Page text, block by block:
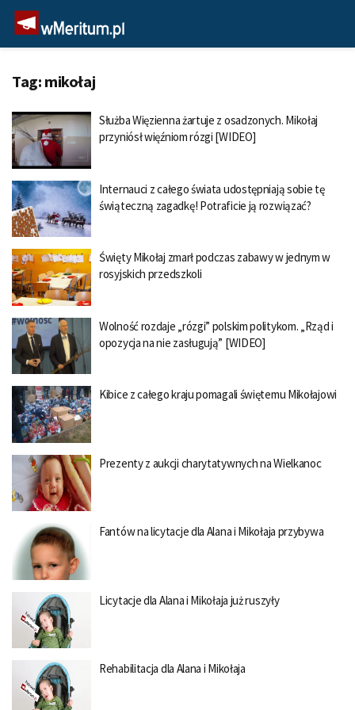
Tag: mikołaj
Służba Więzienna żartuje z osadzonych. Mikołaj
przyniósł więźniom rózgi [WIDEO]
Internauci z całego świata udostępniają sobie tę
świąteczną zagadkę! Potraficie ją rozwiązać?
Święty Mikołaj zmarł podczas zabawy w jednym w
rosyjskich przedszkoli
Wolność rozdaje „rózgi” polskim politykom. „Rząd i
opozycja na nie zasługują” [WIDEO]
Kibice z całego kraju pomagali świętemu Mikołajowi
Prezenty z aukcji charytatywnych na Wielkanoc
Fantów na licytacje dla Alana i Mikołaja przybywa
Licytacje dla Alana i Mikołaja już ruszyły
Rehabilitacja dla Alana i Mikołaja